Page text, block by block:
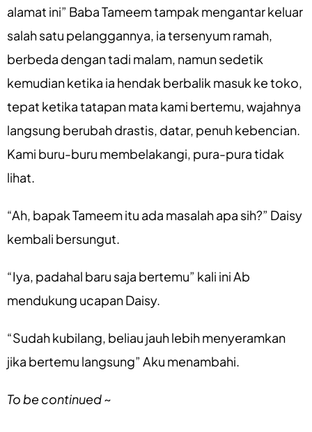
alamat ini” Baba Tameem tampak mengantar keluar
salah satu pelanggannya, ia tersenyum ramah,
berbeda dengan tadi malam, namun sedetik
kemudian ketika ia hendak berbalik masuk ke toko,
tepat ketika tatapan mata kami bertemu, wajahnya
langsung berubah drastis, datar, penuh kebencian.
Kami buru-buru membelakangi, pura-pura tidak
lihat.
“Ah, bapak Tameem itu ada masalah apa sih?” Daisy
kembali bersungut.
“Iya, padahal baru saja bertemu” kali ini Ab
mendukung ucapan Daisy.
“Sudah kubilang, beliau jauh lebih menyeramkan
jika bertemu langsung” Aku menambahi.
To be continued~